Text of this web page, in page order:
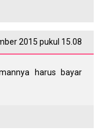
2015 pukul 15.08
harus bayar